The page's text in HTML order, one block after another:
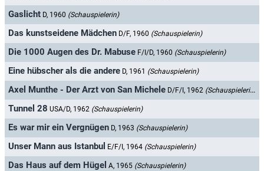
Gaslicht D, 1960 (Schauspielerin)
Das kunstseidene Mädchen D/F, 1960 (Schauspielerin)
Die 1000 Augen des Dr. Mabuse F/I/D, 1960 (Schauspielerin)
Eine hübscher als die andere D, 1961 (Schauspielerin)
Axel Munthe - Der Arzt von San Michele D/F/I, 1962 (Schauspielerin)
Tunnel 28 USA/D, 1962 (Schauspielerin)
Es war mir ein Vergnügen D, 1963 (Schauspielerin)
Unser Mann aus Istanbul E/F/I, 1964 (Schauspielerin)
Das Haus auf dem Hügel A, 1965 (Schauspielerin)